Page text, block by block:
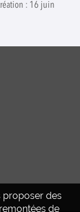
: 16 juin
proposer des
de